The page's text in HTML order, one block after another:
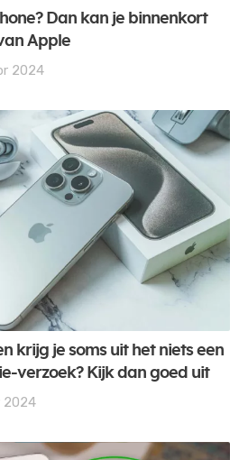
Dan kan je binnenkort
Apple
2024
krijg je soms uit het niets een
verzoek? Kijk dan goed uit
2024